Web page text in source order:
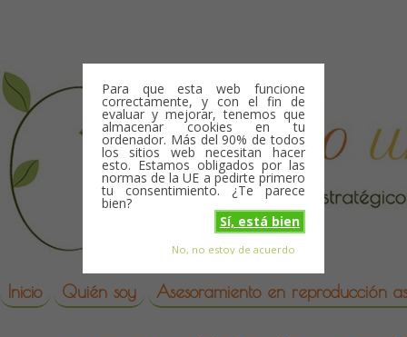
Para que esta web funcione
correctamente, y con el fin de
evaluar y mejorar, tenemos que
almacenar cookies en tu
ordenador. Más del 90% de todos
los sitios web necesitan hacer
esto. Estamos obligados por las
normas de la UE a pedirte primero
tu consentimiento. ¿Te parece
bien?
Sí, está bien
No, no estoy de acuerdo
reproduccion asistida
Skip to content
Inicio Quién soy Asesoramiento en reproducción